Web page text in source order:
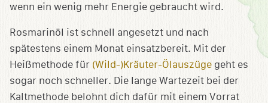
wenn ein wenig mehr Energie gebraucht wird.
Rosmarinöl ist schnell angesetzt und nach
spätestens einem Monat einsatzbereit. Mit der
Heißmethode für (Wild-)Kräuter-Ölauszüge geht es
sogar noch schneller. Die lange Wartezeit bei der
Kaltmethode belohnt dich dafür mit einem Vorrat